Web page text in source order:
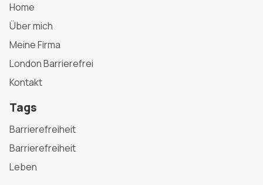
Home
Über mich
Meine Firma
London Barrierefrei
Kontakt
Tags
Barrierefreiheit
Barrierefreiheit
Leben